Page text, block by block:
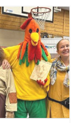
sekä
on
parannetaan
toisten
helppoa
rooli
kunta on
kanssa